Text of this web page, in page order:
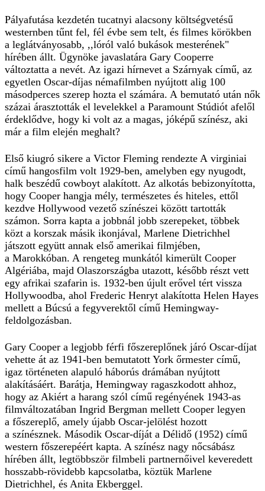
Pályafutása kezdetén tucatnyi alacsony költségvetésű
westernben tűnt fel, fél évbe sem telt, és filmes körökben
a leglátványosabb, ,,lóról való bukások mesterének"
hírében állt. Ügynöke javaslatára Gary Cooperre
változtatta a nevét. Az igazi hírnevet a Szárnyak című, az
egyetlen Oscar-díjas némafilmben nyújtott alig 100
másodperces szerep hozta el számára. A bemutató után nők
százai árasztották el levelekkel a Paramount Stúdiót afelől
érdeklődve, hogy ki volt az a magas, jóképű színész, aki
már a film elején meghalt?
Első kiugró sikere a Victor Fleming rendezte A virginiai
című hangosfilm volt 1929-ben, amelyben egy nyugodt,
halk beszédű cowboyt alakított. Az alkotás bebizonyította,
hogy Cooper hangja mély, természetes és hiteles, ettől
kezdve Hollywood vezető színészei között tartották
számon. Sorra kapta a jobbnál jobb szerepeket, többek
közt a korszak másik ikonjával, Marlene Dietrichhel
játszott együtt annak első amerikai filmjében,
a Marokkóban. A rengeteg munkától kimerült Cooper
Algériába, majd Olaszországba utazott, később részt vett
egy afrikai szafarin is. 1932-ben újult erővel tért vissza
Hollywoodba, ahol Frederic Henryt alakította Helen Hayes
mellett a Búcsú a fegyverektől című Hemingway-
feldolgozásban.
Gary Cooper a legjobb férfi főszereplőnek járó Oscar-díjat
vehette át az 1941-ben bemutatott York őrmester című,
igaz történeten ala­puló háborús drámában nyújtott
alakításáért. Barátja, Hemingway ragaszkodott ahhoz,
hogy az Akiért a harang szól című regényének 1943-as
filmváltozatában Ingrid Bergman mellett Cooper legyen
a főszereplő, amely újabb Oscar-jelölést hozott
a színésznek. Második Oscar-díját a Délidő (1952) című
western főszerepéért kapta. A színész nagy nőcsábász
hírében állt, legtöbbször filmbeli partnernőivel keveredett
hosszabb-rövidebb kapcsolatba, köztük Marlene
Dietrichhel, és Anita Ekberggel.